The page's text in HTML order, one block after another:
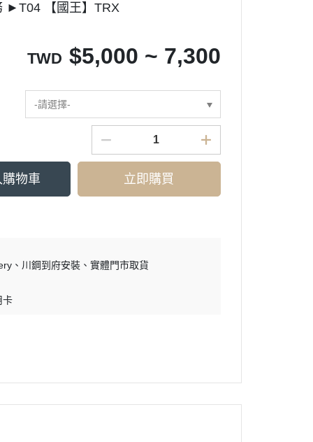
►T04 【國王】TRX
TWD $5,000 ~ 7,300
-請選擇-
物車 立即購買
川鋼到府安裝 實體門市取貨
卡